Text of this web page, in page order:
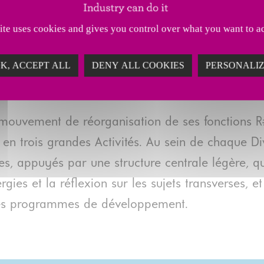
au sein d’une organisation agile, taillée
et de feuilles de route.
de réorganisation de ses fonctions
trois grandes Activités. Au sein de chaque
appuyés par une structure centrale légère,
et la réflexion sur les sujets transverses,
programmes de développement.
uses cookies and gives you control over what you want to
ACCEPT ALL DENY ALL COOKIES